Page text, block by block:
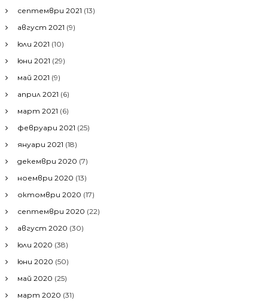
септември 2021 (13)
август 2021 (9)
юли 2021 (10)
юни 2021 (29)
май 2021 (9)
април 2021 (6)
март 2021 (6)
февруари 2021 (25)
януари 2021 (18)
декември 2020 (7)
ноември 2020 (13)
октомври 2020 (17)
септември 2020 (22)
август 2020 (30)
юли 2020 (38)
юни 2020 (50)
май 2020 (25)
март 2020 (31)